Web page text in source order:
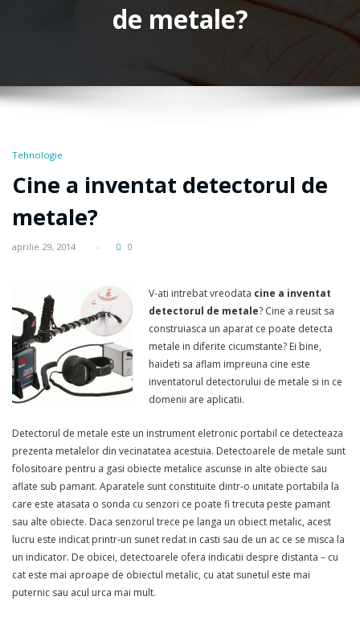
de metale?
Tehnologie
Cine a inventat detectorul de
metale?
aprilie 29, 2014 0
V-ati intrebat vreodata cine a inventat
detectorul de metale? Cine a reusit sa
construiasca un aparat ce poate detecta
metale in diferite cicumstante? Ei bine,
haideti sa aflam impreuna cine este
inventatorul detectorului de metale si in ce
domenii are aplicatii.
Detectorul de metale este un instrument eletronic portabil ce detecteaza
prezenta metalelor din vecinatatea acestuia. Detectoarele de metale sunt
folositoare pentru a gasi obiecte metalice ascunse in alte obiecte sau
aflate sub pamant. Aparatele sunt constituite dintr-o unitate portabila la
care este atasata o sonda cu senzori ce poate fi trecuta peste pamant
sau alte obiecte. Daca senzorul trece pe langa un obiect metalic, acest
lucru este indicat printr-un sunet redat in casti sau de un ac ce se misca la
un indicator. De obicei, detectoarele ofera indicatii despre distanta – cu
cat este mai aproape de obiectul metalic, cu atat sunetul este mai
puternic sau acul urca mai mult.